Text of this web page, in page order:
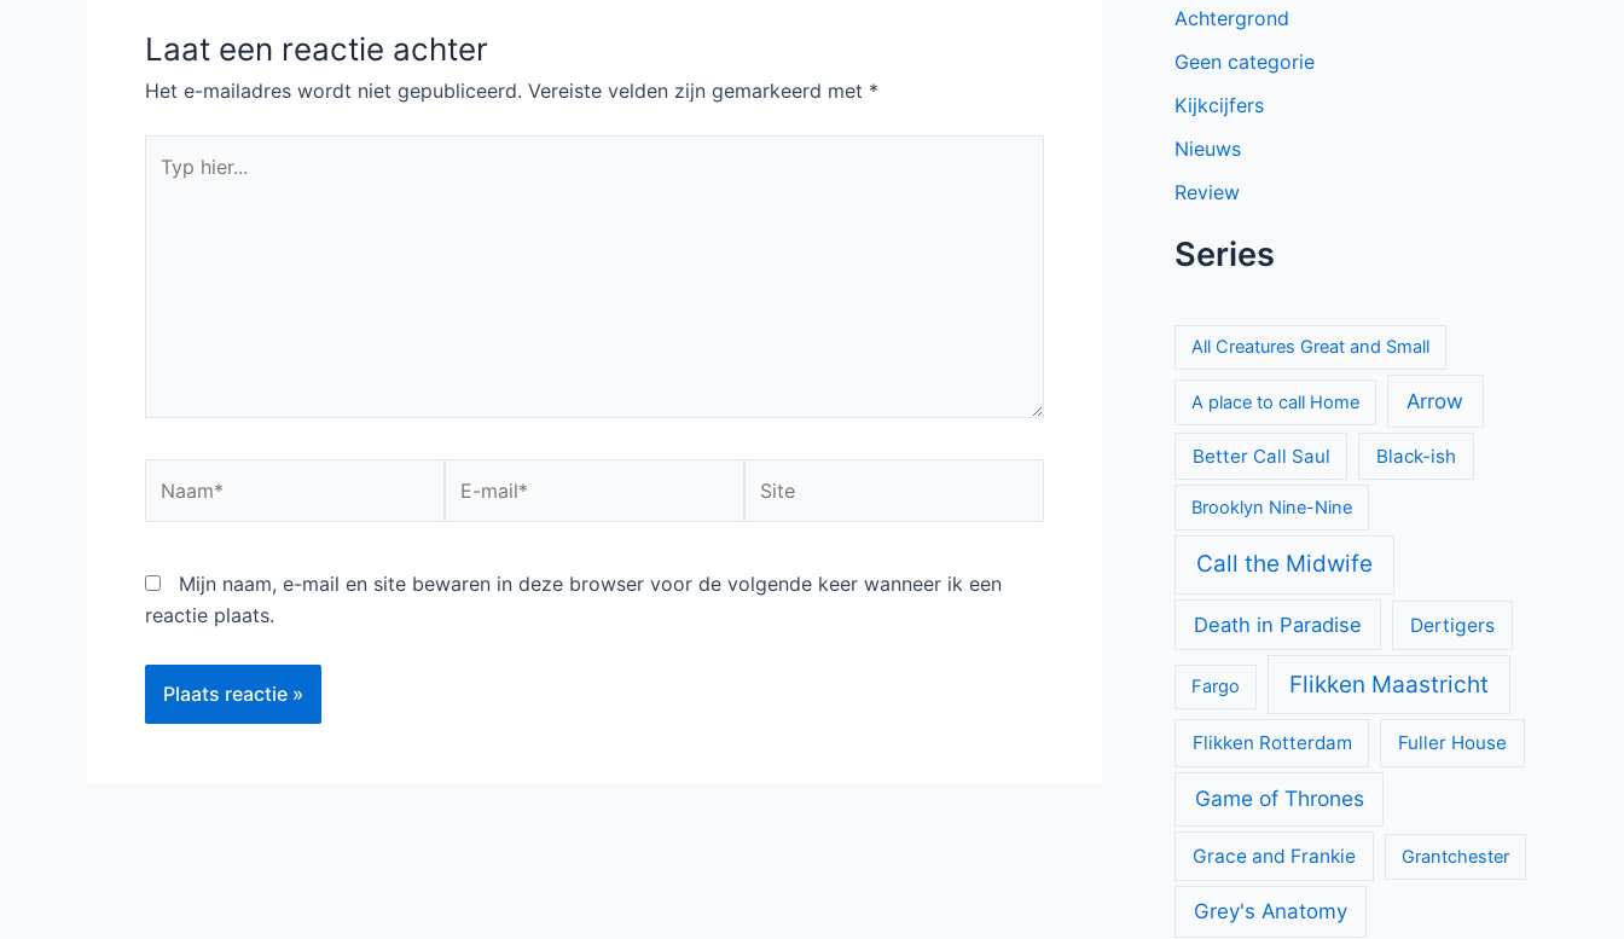
Laat een reactie achter
Het e-mailadres wordt niet gepubliceerd. Vereiste velden zijn gemarkeerd met *
hier...
mail*
Mijn naam, e-mail en site bewaren in deze browser voor de volgende keer wanneer ik een
reactie plaats.
Achtergrond
Geen categorie
Kijkcijfers
Nieuws
Review
Series
All Creatures Great and Small
A place to call Home Arrow
Better Call Saul Black-ish
Brooklyn Nine-Nine
Call the Midwife
Death in Paradise Dertigers
Fargo Flikken Maastricht
Flikken Rotterdam Fuller House
Game of Thrones
Grace and Frankie Grantchester
Grey's Anatomy